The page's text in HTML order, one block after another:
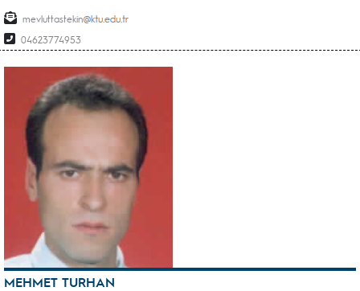
mevluttastekin
04623774953
MEHMET TURHAN